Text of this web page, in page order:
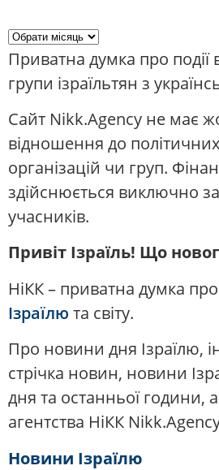
Приватна думка про події в
групи ізраїльтян з
Сайт Nikk.Agency не має
відношення до
організацій чи груп.
здійснюється виключно
учасників.
Привіт Ізраїль! Що
НіКК – приватна думка про
Ізраїлю та світу.
Про новини дня Ізраїлю,
стрічка новин, новини
дня та останньої години,
агентства НіКК
Новини Ізраїлю